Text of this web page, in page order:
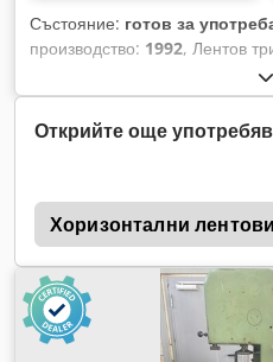
Състояние: готов за
производство: 1992, Лентов
Открийте още
Хоризонтални